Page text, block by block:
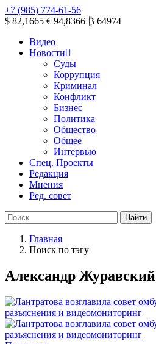
+7 (985) 774-61-56
$ 82,1665 € 94,8366 ₿ 64974
Видео
Новости
Суды
Коррупция
Криминал
Конфликт
Бизнес
Политика
Общество
Общее
Интервью
Спец. Проекты
Редакция
Мнения
Ред. совет
Главная
Поиск по тэгу
Александр Журавский